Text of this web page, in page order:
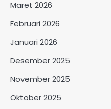
Maret 2026
Februari 2026
Januari 2026
Desember 2025
November 2025
Oktober 2025